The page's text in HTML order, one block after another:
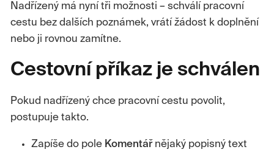
Nadřízený má nyní tři možnosti – schválí pracovní
cestu bez dalších poznámek, vrátí žádost k doplnění
nebo ji rovnou zamítne.
Cestovní příkaz je schválen
Pokud nadřízený chce pracovní cestu povolit,
postupuje takto.
Zapíše do pole Komentářnějaký popisný text